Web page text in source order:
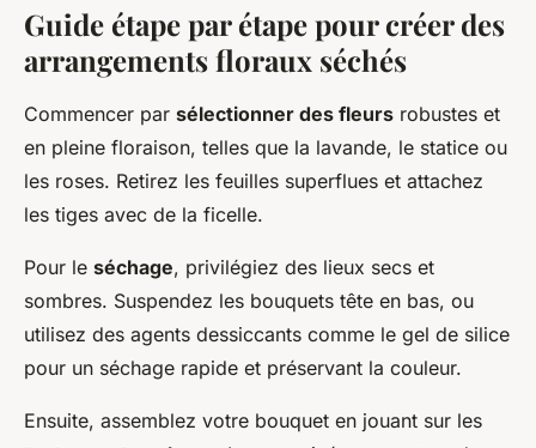
Guide étape par étape pour créer des
arrangements floraux séchés
Commencer par sélectionner des fleurs robustes et
en pleine floraison, telles que la lavande, le statice ou
les roses. Retirez les feuilles superflues et attachez
les tiges avec de la ficelle.
Pour le séchage, privilégiez des lieux secs et
sombres. Suspendez les bouquets tête en bas, ou
utilisez des agents dessiccants comme le gel de silice
pour un séchage rapide et préservant la couleur.
Ensuite, assemblez votre bouquet en jouant sur les